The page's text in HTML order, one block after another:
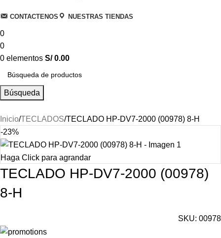
CONTACTENOS NUESTRAS TIENDAS
0
0
0 elementos S/0.00
Búsqueda
Inicio TECLADOS TECLADO HP-DV7-2000 (00978) 8-H
-23%
Haga Click para agrandar
TECLADO HP-DV7-2000 (00978)
8-H
SKU: 00978